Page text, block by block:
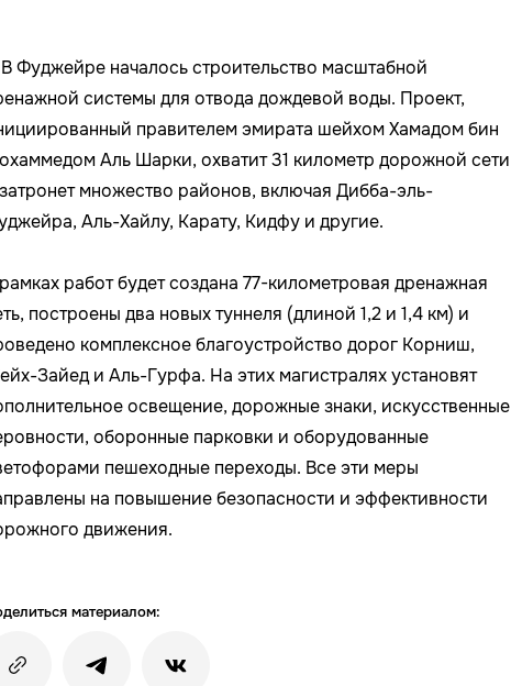
Фуджейре началось строительство масштабной
системы для отвода дождевой воды. Проект,
правителем эмирата шейхом Хамадом бин
Аль Шарки, охватит 31 километр дорожной сети
множество районов, включая Дибба-эль-
Аль-Хайлу, Карату, Кидфу и другие.
работ будет создана 77-километровая дренажная
построены два новых туннеля (длиной 1,2 и 1,4 км) и
комплексное благоустройство дорог Корниш,
Зайед и Аль-Гурфа. На этих магистралях установят
освещение, дорожные знаки, искусственные
оборонные парковки и оборудованные
пешеходные переходы. Все эти меры
на повышение безопасности и эффективности
движения.
материалом: